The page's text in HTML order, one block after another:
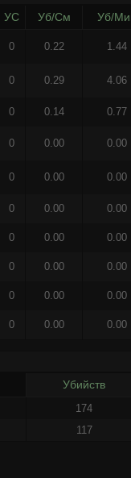
УС Уб/См Уб/
0 0.22 1.44
0 0.29 4.06
0 0.14 0.77
0 0.00 0.00
0 0.00 0.00
0 0.00 0.00
0 0.00 0.00
0 0.00 0.00
0 0.00 0.00
0 0.00 0.00
Убийств
174
117